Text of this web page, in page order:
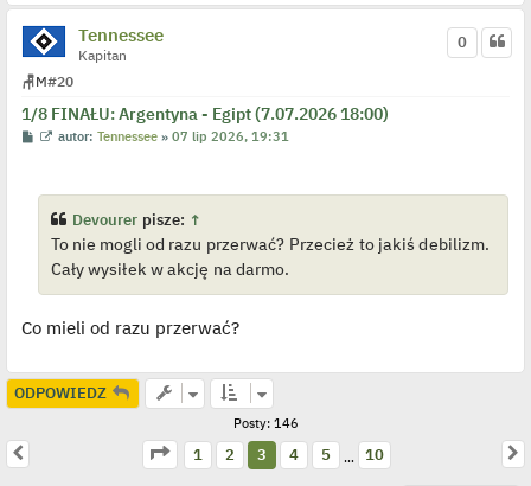
j
e
d
y
c
y
p
Tennessee
Kapitan
🪑M#20
1/8 FINAŁU: Argentyna - Egipt (7.07.2026 18:00)
0
P
W
i
e
t
l
o
y
z
y
p
autor:Tennessee »07 lip 2026, 19:31
Devourer pisze: ↑
To nie mogli od razu przerwać? Przecież to jakiś debilizm.
Cały wysiłek w akcję na darmo.
Co mieli od razu przerwać?
ODPOWIEDZ
Posty: 146
Strona 3 z 10
1 2 3 4 5 … 10